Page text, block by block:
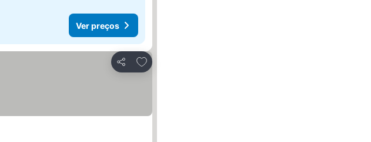
Ver preços
Partilhar
Adicionar aos favoritos